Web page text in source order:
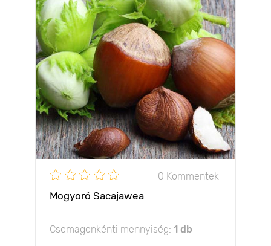
0 Kommentek
Mogyoró Sacajawea
Csomagonkénti mennyiség: 1 db